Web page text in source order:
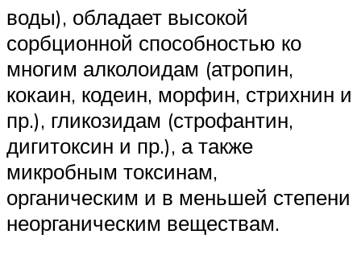
воды), обладает высокой
сорбционной способностью ко
многим алколоидам (атропин,
кокаин, кодеин, морфин, стрихнин и
пр.), гликозидам (строфантин,
дигитоксин и пр.), а также
микробным токсинам,
органическим и в меньшей степени
неорганическим веществам.